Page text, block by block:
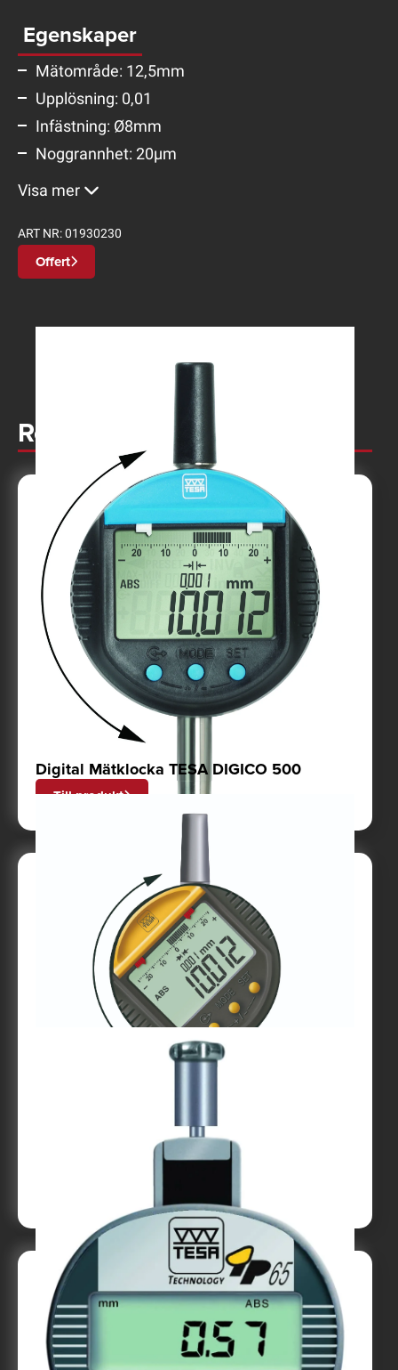
Egenskaper
Mätområde: 12,5mm
Upplösning: 0,01
Infästning: Ø8mm
Noggrannhet: 20μm
Visa mer
ART NR:01930230
Offert
Relaterade produkter
Digital Mätklocka TESA DIGICO 500
Till produkt
Digital mätklocka TESA DIGICO 600 MAX /